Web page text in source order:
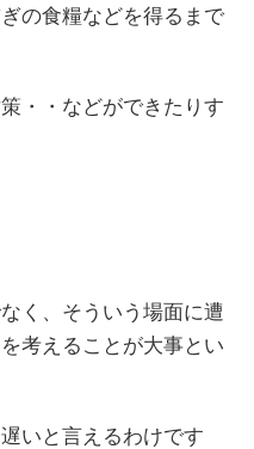
の食糧などを得るまで
・・などができたりす
く、そういう場面に遭
考えることが大事とい
いと言えるわけです